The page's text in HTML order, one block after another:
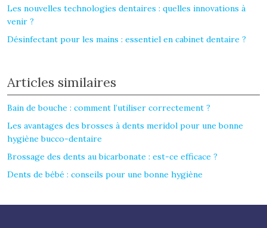
Les nouvelles technologies dentaires : quelles innovations à
venir ?
Désinfectant pour les mains : essentiel en cabinet dentaire ?
Articles similaires
Bain de bouche : comment l’utiliser correctement ?
Les avantages des brosses à dents meridol pour une bonne
hygiène bucco-dentaire
Brossage des dents au bicarbonate : est-ce efficace ?
Dents de bébé : conseils pour une bonne hygiène